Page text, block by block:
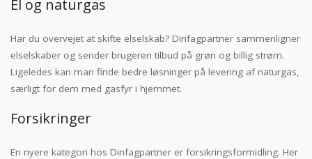
El og naturgas
Har du overvejet at skifte elselskab? Dinfagpartner sammenligner
elselskaber og sender brugeren tilbud på grøn og billig strøm.
Ligeledes kan man finde bedre løsninger på levering af naturgas,
særligt for dem med gasfyr i hjemmet.
Forsikringer
En nyere kategori hos Dinfagpartner er forsikringsformidling. Her